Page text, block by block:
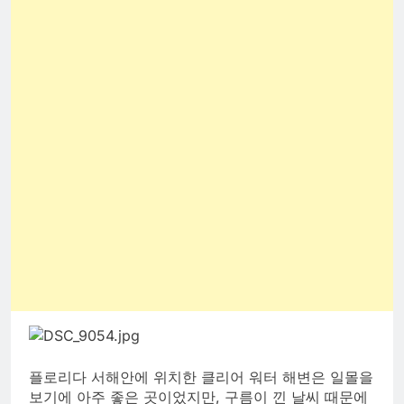
플로리다 서해안에 위치한 클리어 워터 해변은 일몰을
보기에 아주 좋은 곳이었지만, 구름이 낀 날씨 때문에